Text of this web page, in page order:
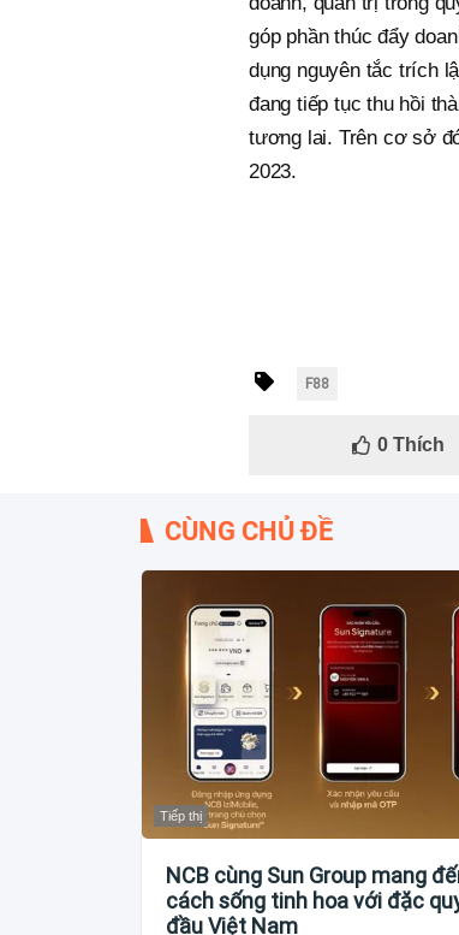
góp phần thúc đẩy
dụng nguyên tắc trích
đang tiếp tục thu hồi
tương lai. Trên cơ sở
2023.
F88
0Thích
CÙNG CHỦ ĐỀ
Tiếp thị
NCB cùng Sun Group mang
cách sống tinh hoa với đặc
đầu Việt Nam